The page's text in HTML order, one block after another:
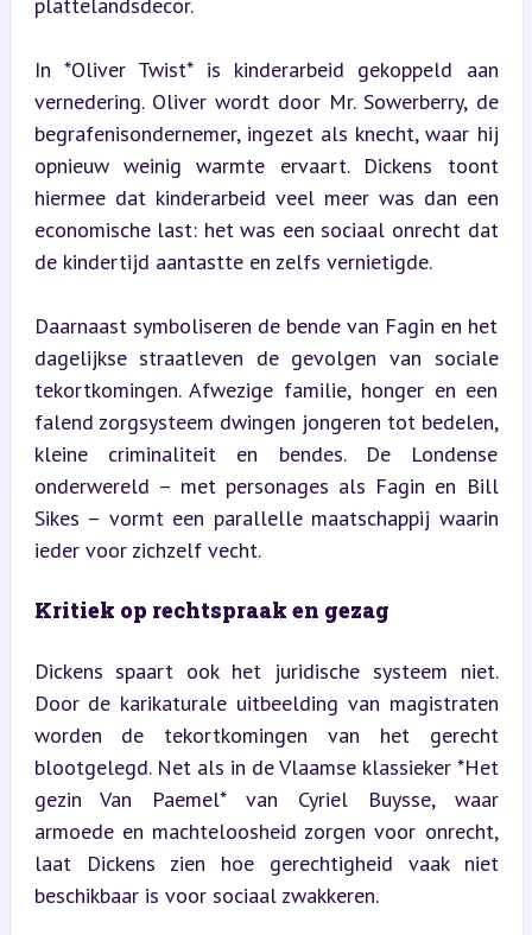
In *Oliver Twist* is kinderarbeid gekoppeld aan
vernedering. Oliver wordt door Mr. Sowerberry, de
begrafenisondernemer, ingezet als knecht, waar hij
opnieuw weinig warmte ervaart. Dickens toont
hiermee dat kinderarbeid veel meer was dan een
economische last: het was een sociaal onrecht dat
de kindertijd aantastte en zelfs vernietigde.
Daarnaast symboliseren de bende van Fagin en het
dagelijkse straatleven de gevolgen van sociale
tekortkomingen. Afwezige familie, honger en een
falend zorgsysteem dwingen jongeren tot bedelen,
kleine criminaliteit en bendes. De Londense
onderwereld – met personages als Fagin en Bill
Sikes – vormt een parallelle maatschappij waarin
ieder voor zichzelf vecht.
Kritiek op rechtspraak en gezag
Dickens spaart ook het juridische systeem niet.
Door de karikaturale uitbeelding van magistraten
worden de tekortkomingen van het gerecht
blootgelegd. Net als in de Vlaamse klassieker *Het
gezin Van Paemel* van Cyriel Buysse, waar
armoede en machteloosheid zorgen voor onrecht,
laat Dickens zien hoe gerechtigheid vaak niet
beschikbaar is voor sociaal zwakkeren.